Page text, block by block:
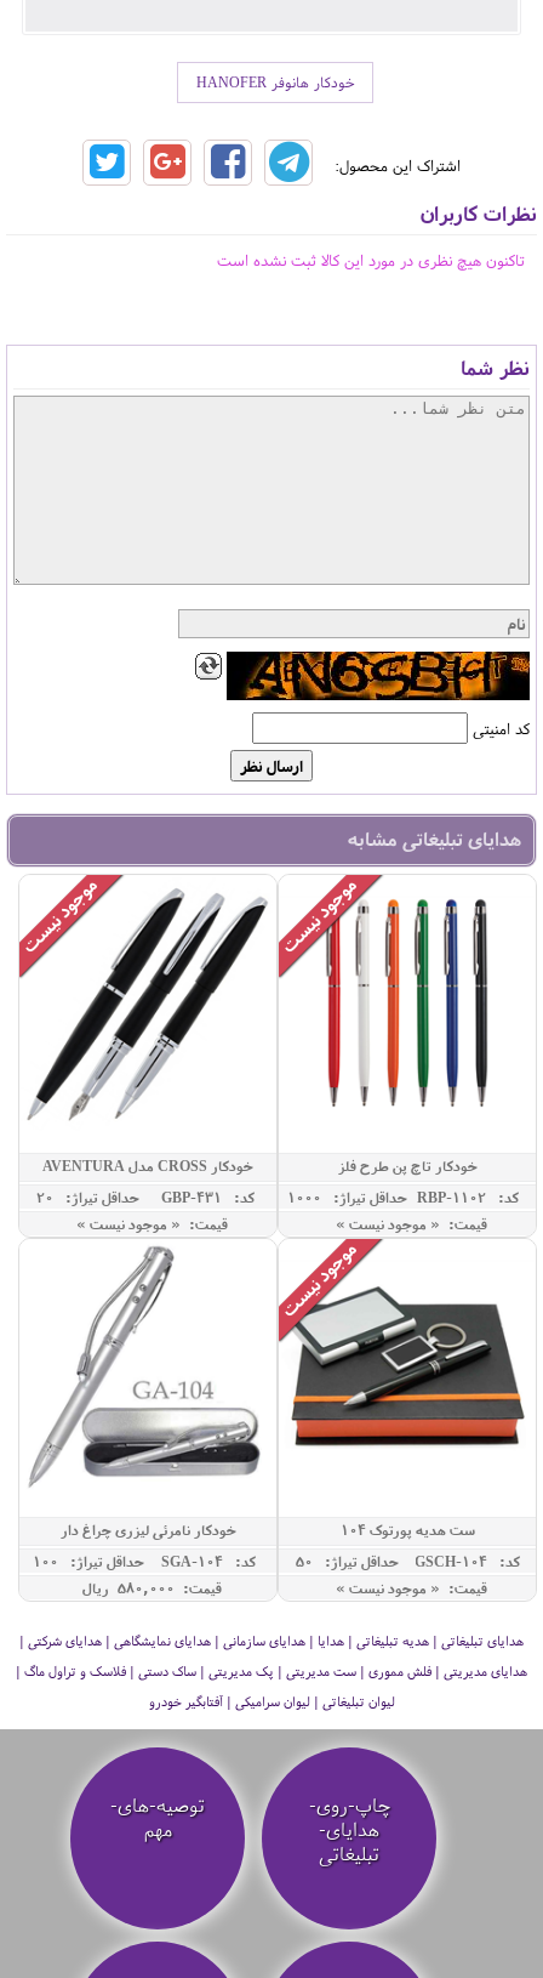
خودکار هانوفر HANOFER
اشتراک این محصول:
نظرات کاربران
تاکنون هیچ نظری در مورد این کالا ثبت نشده است
نظر شما
کد امنیتی
هدایای تبلیغاتی مشابه
خودکار تاچ پن طرح فلز
کد: RBP-1102
حداقل تيراژ: 1000
قیمت: « موجود نیست »
خودکار CROSS مدل AVENTURA
کد: GBP-431
حداقل تيراژ: 20
قیمت: « موجود نیست »
ست هدیه پورتوک 104
کد: GSCH-104
حداقل تيراژ: 50
قیمت: « موجود نیست »
خودکار نامرئی لیزری چراغ دار
کد: SGA-104
حداقل تيراژ: 100
قیمت: 580,000 ريال
هدایای تبلیغاتی | هدیه تبلیغاتی | هدایا | هدایای سازمانی | هدایای نمایشگاهی | هدایای شرکتی |
هدایای مدیریتی | فلش مموری | ست مدیریتی | پک مدیریتی | ساک دستی | فلاسک و تراول ماگ |
لیوان تبلیغاتی | لیوان سرامیکی | آفتابگیر خودرو
چاپ-روی-
هدایای-
تبلیغاتی
توصیه‌-های-
مهم